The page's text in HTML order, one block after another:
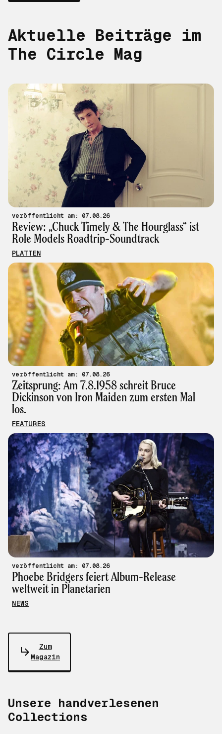
Aktuelle Beiträge im
The Circle Mag
veröffentlicht am: 07.08.26
Review: „Chuck Timely & The Hourglass“ ist
Role Models Roadtrip-Soundtrack
PLATTEN
veröffentlicht am: 07.08.26
Zeitsprung: Am 7.8.1958 schreit Bruce
Dickinson von Iron Maiden zum ersten Mal
los.
FEATURES
veröffentlicht am: 07.08.26
Phoebe Bridgers feiert Album-Release
weltweit in Planetarien
NEWS
Zum
Magazin
Unsere handverlesenen
Collections